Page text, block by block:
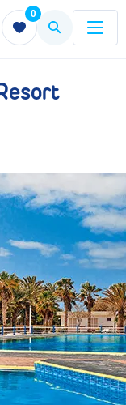
0
Menu Menu